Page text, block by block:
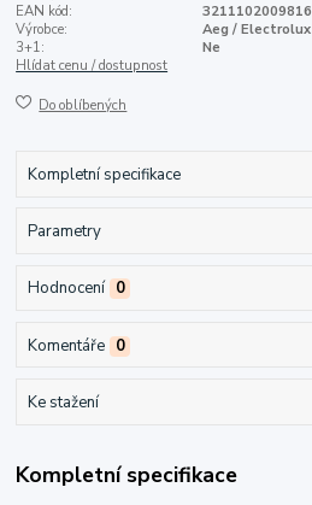
EAN kód:
3211102009816
Výrobce:
Aeg / Electrolux
3+1:
Ne
Hlídat cenu / dostupnost
Do oblíbených
Kompletní specifikace
Parametry
Hodnocení 0
Komentáře 0
Ke stažení
Kompletní specifikace